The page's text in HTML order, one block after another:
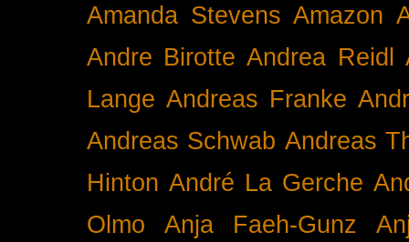
Amanda Stevens Amazon
Andre Birotte Andrea Reidl
Lange Andreas Franke
Andreas Schwab Andreas
Hinton André La Gerche
Olmo
Anja Faeh-Gunz